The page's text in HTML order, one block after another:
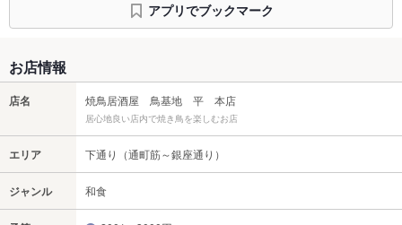
アプリでブックマーク
お店情報
店名 焼鳥居酒屋 鳥基地 平 本店
居心地良い店内で焼き鳥を楽しむお店
エリア 下通り（通町筋～銀座通り）
ジャンル 和食